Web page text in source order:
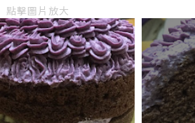
點擊圖片放大